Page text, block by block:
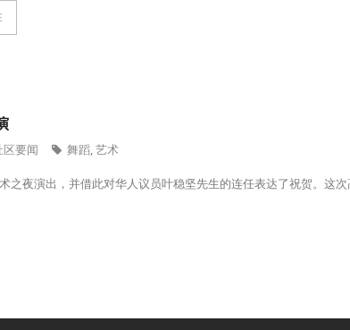
区要闻 舞蹈,艺术
之夜演出，并借此对华人议员叶稳坚先生的连任表达了祝贺。这